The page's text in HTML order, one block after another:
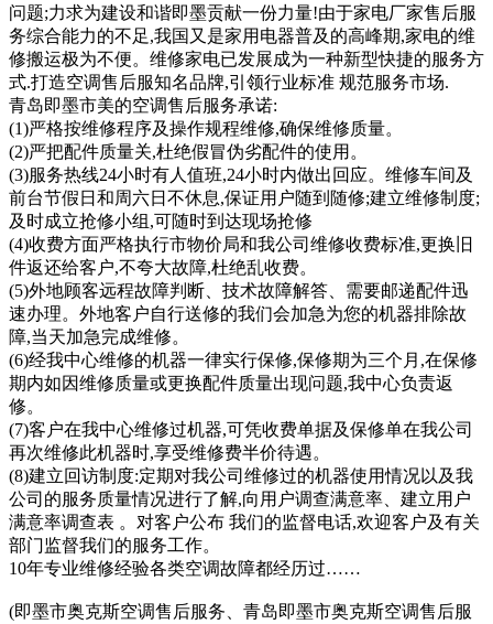
问题;力求为建设和谐即墨贡献一份力量!由于家电厂家售后服
务综合能力的不足,我国又是家用电器普及的高峰期,家电的维
修搬运极为不便。维修家电已发展成为一种新型快捷的服务方
式.打造空调售后服知名品牌,引领行业标准 规范服务市场.
青岛即墨市美的空调售后服务承诺:
(1)严格按维修程序及操作规程维修,确保维修质量。
(2)严把配件质量关,杜绝假冒伪劣配件的使用。
(3)服务热线24小时有人值班,24小时内做出回应。维修车间及
前台节假日和周六日不休息,保证用户随到随修;建立维修制度;
及时成立抢修小组,可随时到达现场抢修
(4)收费方面严格执行市物价局和我公司维修收费标准,更换旧
件返还给客户,不夸大故障,杜绝乱收费。
(5)外地顾客远程故障判断、技术故障解答、需要邮递配件迅
速办理。外地客户自行送修的我们会加急为您的机器排除故
障,当天加急完成维修。
(6)经我中心维修的机器一律实行保修,保修期为三个月,在保修
期内如因维修质量或更换配件质量出现问题,我中心负责返
修。
(7)客户在我中心维修过机器,可凭收费单据及保修单在我公司
再次维修此机器时,享受维修费半价待遇。
(8)建立回访制度:定期对我公司维修过的机器使用情况以及我
公司的服务质量情况进行了解,向用户调查满意率、建立用户
满意率调查表 。对客户公布 我们的监督电话,欢迎客户及有关
部门监督我们的服务工作。
10年专业维修经验各类空调故障都经历过……
(即墨市奥克斯空调售后服务、青岛即墨市奥克斯空调售后服